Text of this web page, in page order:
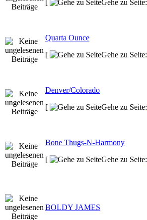
[
Gehe zu Seite:
Quarta Ounce
[
Gehe zu Seite:
Denver/Colorado
[
Gehe zu Seite:
Bone Thugs-N-Harmony
[
Gehe zu Seite:
BOLDY JAMES